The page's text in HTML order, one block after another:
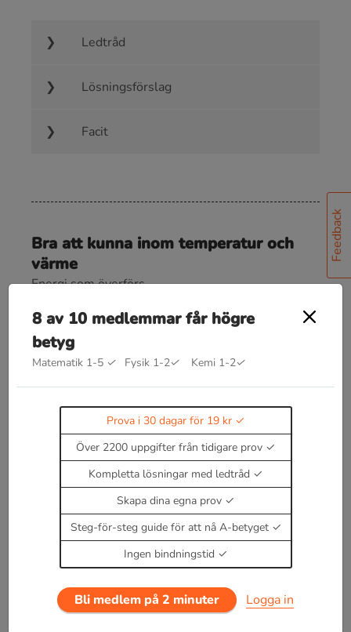
Feedback
Ledtråd
Lösningsförslag
Facit
Bra att kunna inom temperatur och
värme
Energi som överförs
Stelning och smältning
E=cs⋅m
k⋅m
Allmäna gasformeln
T
Enbart medlemmar kan kommentera.Prova i 30
Logga inellerBli medlem nu
8 av 10 medlemmar får högre
betyg
Matematik 1-5 ✓ Fysik 1-2✓ Kemi 1-2✓
Prova i 30 dagar för 19 kr
Över 2200 uppgifter från tidigare prov
Kompletta lösningar med ledtråd
Skapa dina egna prov
Steg-för-steg guide för att nå A-betyget
Ingen bindningstid
Bli medlem på 2 minuter Logga in